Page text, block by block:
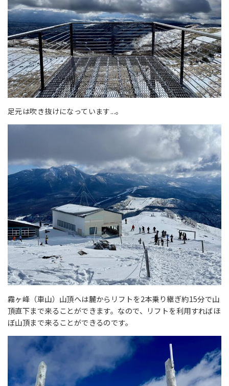
足元は吹き抜けになっています...。
霧ヶ峰（車山）山頂へは麓からリフトを2本乗り継ぎ約15分で山
頂直下まで来ることができます。なので、リフトを利用すればほ
ぼ山頂まで来ることができるのです。